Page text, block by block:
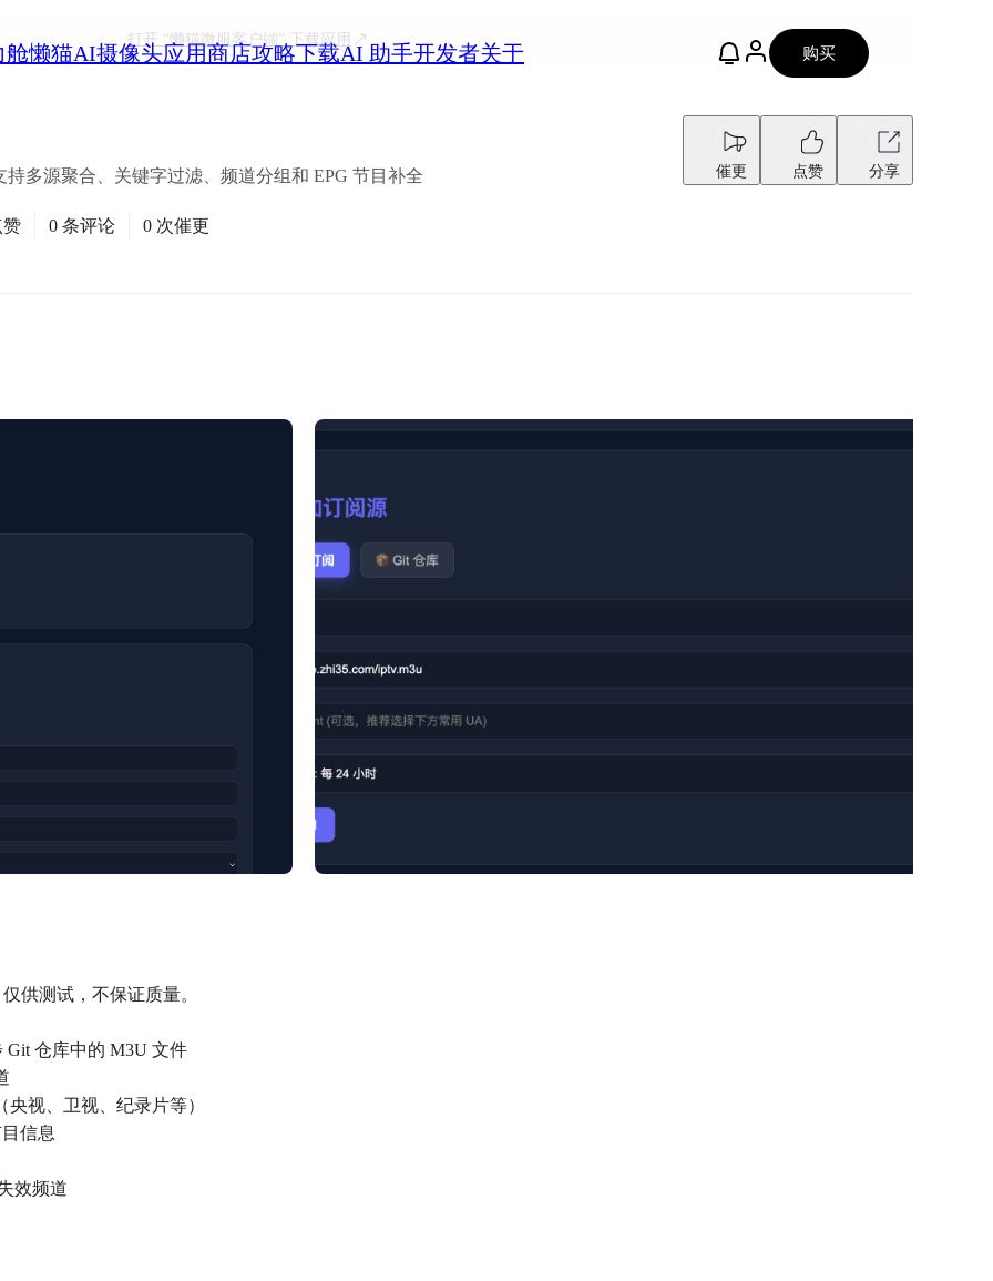
舱懒猫AI摄像头应用商店攻略下载AI 助手开发者关于 购买
打开 “懒猫微服客户端”下载应用
多源聚合、关键字过滤、频道分组和 EPG 节目补全 催更 点赞 分享
赞 0 条评论 0 次催更
供测试，不保证质量。
仓库中的 M3U 文件
视、卫视、纪录片等）
信息
效频道